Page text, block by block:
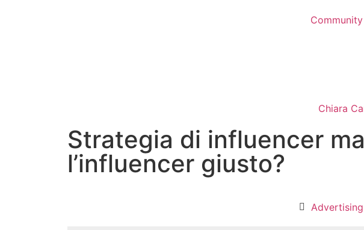
Community
Chiara
Strategia di influencer
l’influencer giusto?
Advertising